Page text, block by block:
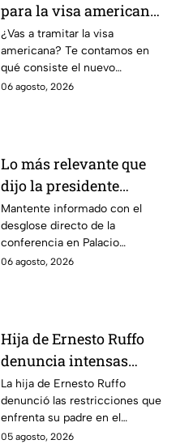
para la visa americana
y por qué causan tanta
controversia?
¿Vas a tramitar la visa
americana? Te contamos en
qué consiste el nuevo
programa de fianzas
06 agosto, 2026
Lo más relevante que
dijo la presidente
Claudia Sheinbaum
hoy jueves 6 de agosto
en la mañanera
Mantente informado con el
desglose directo de la
conferencia en Palacio
Nacional este jueves 6 de
06 agosto, 2026
Hija de Ernesto Ruffo
denuncia intensas
restricciones en el
Altiplano; buscan que
salga del penal
La hija de Ernesto Ruffo
denunció las restricciones que
enfrenta su padre en el
Altiplano y anunció que
05 agosto, 2026